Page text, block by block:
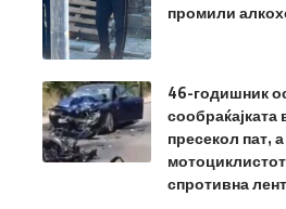
промили
46-годишник
пресекол пат,
спротивна